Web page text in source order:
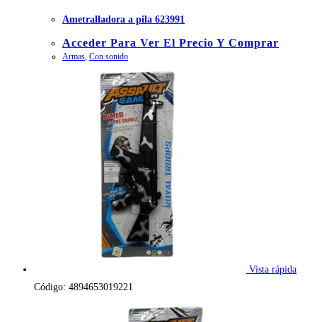
Ametralladora a pila 623991
Acceder Para Ver El Precio Y Comprar
Armas, Con sonido
Vista rápida
Código: 4894653019221